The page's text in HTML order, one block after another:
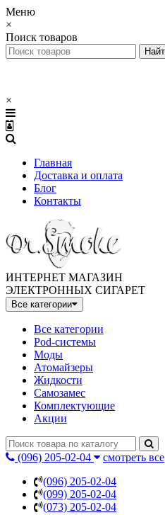
Меню
×
Поиск товаров
×
Главная
Доставка и оплата
Блог
Контакты
ИНТЕРНЕТ МАГАЗИН
ЭЛЕКТРОННЫХ СИГАРЕТ
Все категории
Все категории
Pod-системы
Моды
Атомайзеры
Жидкости
Самозамес
Комплектующие
Акции
(096) 205-02-04
смотреть все
(096) 205-02-04
(099) 205-02-04
(073) 205-02-04